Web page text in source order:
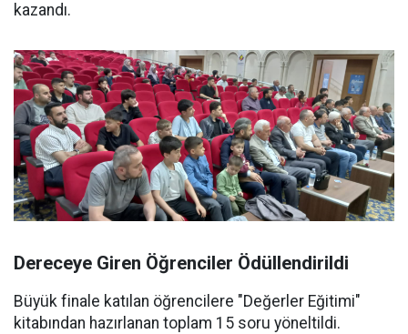
kazandı.
Dereceye Giren Öğrenciler Ödüllendirildi
Büyük finale katılan öğrencilere "Değerler Eğitimi"
kitabından hazırlanan toplam 15 soru yöneltildi.